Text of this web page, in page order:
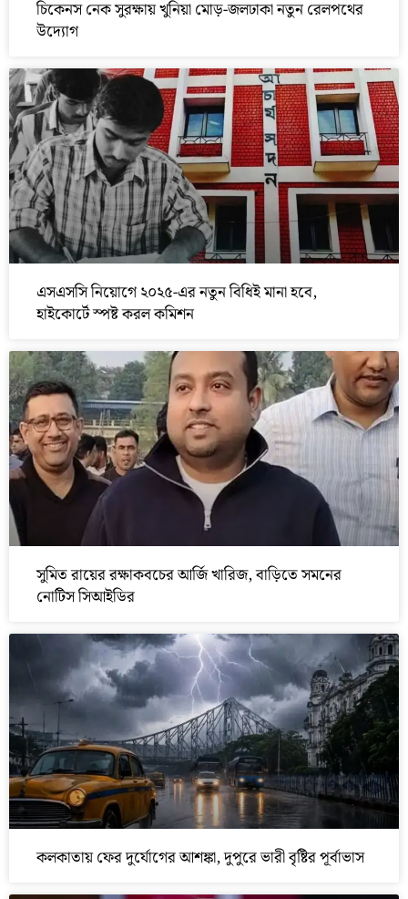
চিকেনস নেক সুরক্ষায় খুনিয়া মোড়-জলঢাকা নতুন রেলপথের
উদ্যোগ
এসএসসি নিয়োগে ২০২৫-এর নতুন বিধিই মানা হবে,
হাইকোর্টে স্পষ্ট করল কমিশন
সুমিত রায়ের রক্ষাকবচের আর্জি খারিজ, বাড়িতে সমনের
নোটিস সিআইডির
কলকাতায় ফের দুর্যোগের আশঙ্কা, দুপুরে ভারী বৃষ্টির পূর্বাভাস